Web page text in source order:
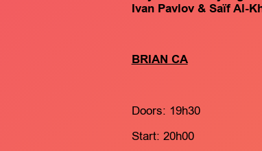
Ivan Pavlov & Saïf Al-
BRIAN CA
Doors: 19h30
Start: 20h00